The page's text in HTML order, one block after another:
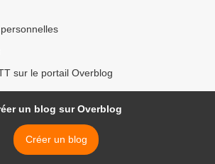
sur le portail Overblog
un blog sur Overblog
Créer un blog